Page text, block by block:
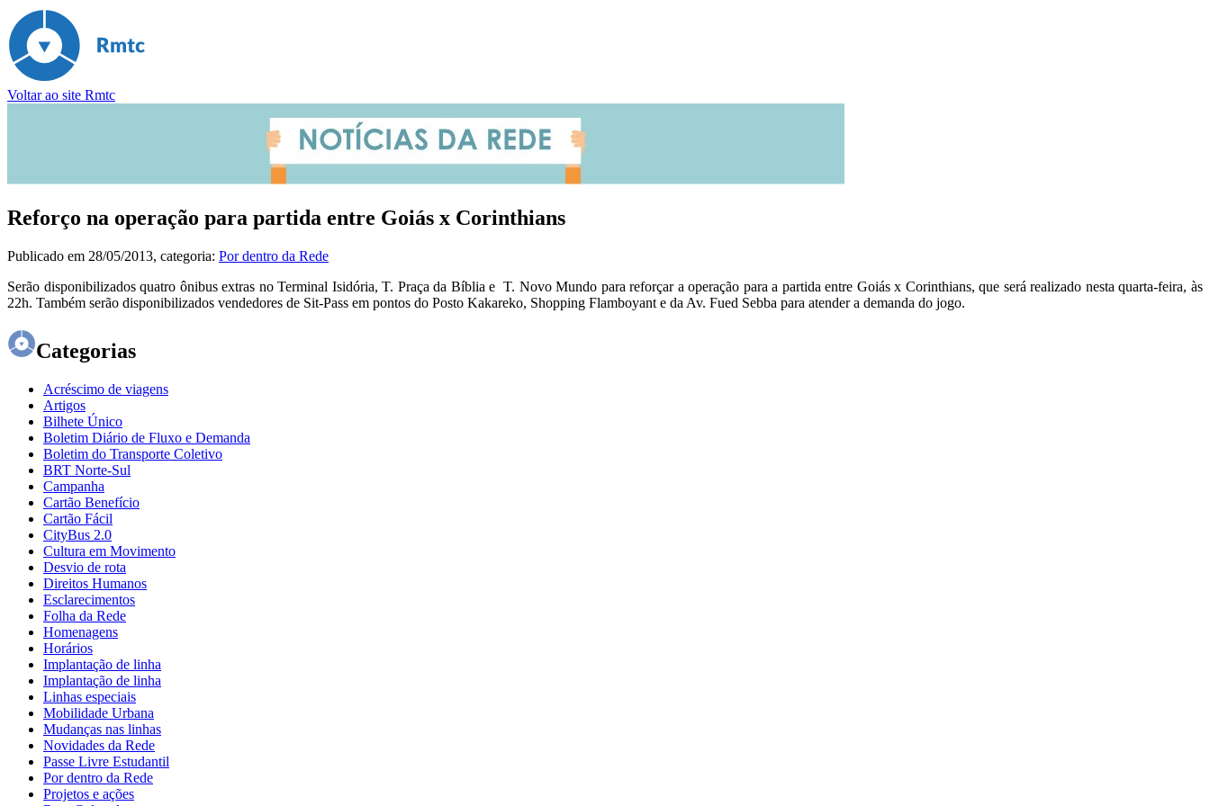
Voltar ao site Rmtc
Reforço na operação para partida entre Goiás x Corinthians
Publicado em 28/05/2013, categoria: Por dentro da Rede
Serão disponibilizados quatro ônibus extras no Terminal Isidória, T. Praça da Bíblia e T. Novo Mundo para reforçar a operação para a partida entre Goiás x Corinthians, que será realizado nesta quarta-feira, às
22h. Também serão disponibilizados vendedores de Sit-Pass em pontos do Posto Kakareko, Shopping Flamboyant e da Av. Fued Sebba para atender a demanda do jogo.
Categorias
Acréscimo de viagens
Artigos
Bilhete Único
Boletim Diário de Fluxo e Demanda
Boletim do Transporte Coletivo
BRT Norte-Sul
Campanha
Cartão Benefício
Cartão Fácil
CityBus 2.0
Cultura em Movimento
Desvio de rota
Direitos Humanos
Esclarecimentos
Folha da Rede
Homenagens
Horários
Implantação de linha
Implantação de linha
Linhas especiais
Mobilidade Urbana
Mudanças nas linhas
Novidades da Rede
Passe Livre Estudantil
Por dentro da Rede
Projetos e ações